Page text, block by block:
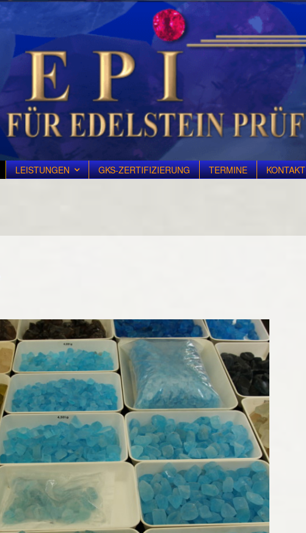
LEISTUNGEN GKS-ZERTIFIZIERUNG TERMINE KONTAKT